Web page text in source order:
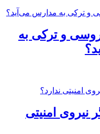
روسی و ترکی به
نیروی امنیتی